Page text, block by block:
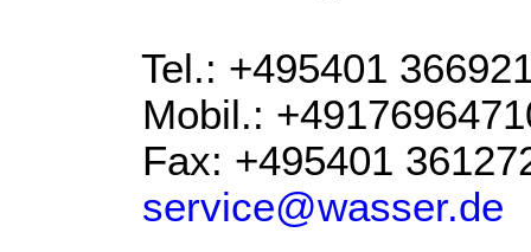
Tel.: +495401
Mobil.:
Fax: +495401
service@wasser.de